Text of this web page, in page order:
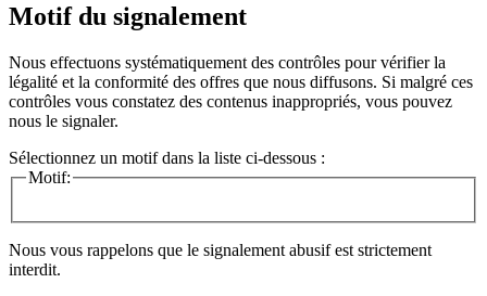
Motif du signalement
Nous effectuons systématiquement des contrôles pour vérifier la
légalité et la conformité des offres que nous diffusons. Si malgré ces
contrôles vous constatez des contenus inappropriés, vous pouvez
nous le signaler.
Sélectionnez un motif dans la liste ci-dessous :
Motif:
Nous vous rappelons que le signalement abusif est strictement
interdit.